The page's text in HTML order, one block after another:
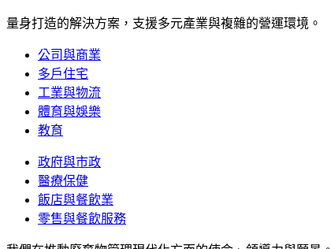
量身打造的解決方案，支援多元產業與複雜的營運環境。
公司與商業
多戶住宅
工業與物流
體育與娛樂
教育
政府與市政
醫療保健
飯店與餐飲業
零售與餐飲服務